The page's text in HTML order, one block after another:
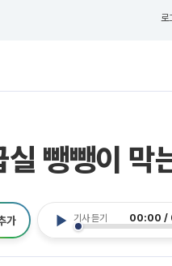
로
뺑뺑이 막
기사 듣기 00:00 /
가